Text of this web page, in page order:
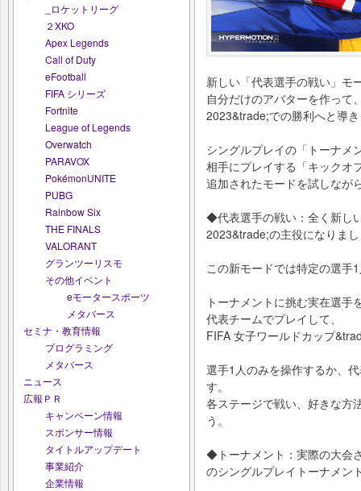
_ロケットリーグ
２XKO
Apex Legends
Call of Duty
eFootball
FIFA シリーズ
Fortnite
League of Legends
Overwatch
PARAVOX
PokémonUNITE
PUBG
Rainbow Six
THE FINALS
VALORANT
グランツーリスモ
その他イベント
eモータースポーツ
メタバース
セミナ・教育情報
プログラミング
メタバース
ニュース
広報ＰＲ
キャンペーン情報
スポンサー情報
タイトルアップデート
事業紹介
企業情報
新しい「代表選手の戦い」モ
自分だけのアバターを作って
2023&trade;での勝利へと導
シングルプレイの「トーナメ
相手にプレイする「キックオ
追加されたモードを試しなが
◆代表選手の戦い：全く新し
2023&trade;の主役になりま
この新モードでは特定の選手
トーナメントに挑む実在選
代表チームでプレイして、
FIFA 女子ワールドカップ
選手1人のみを操作するか、
す。
各ステージで戦い、好きな方
う。
◆トーナメント：実際の大会
のシングルプレイトーナメン